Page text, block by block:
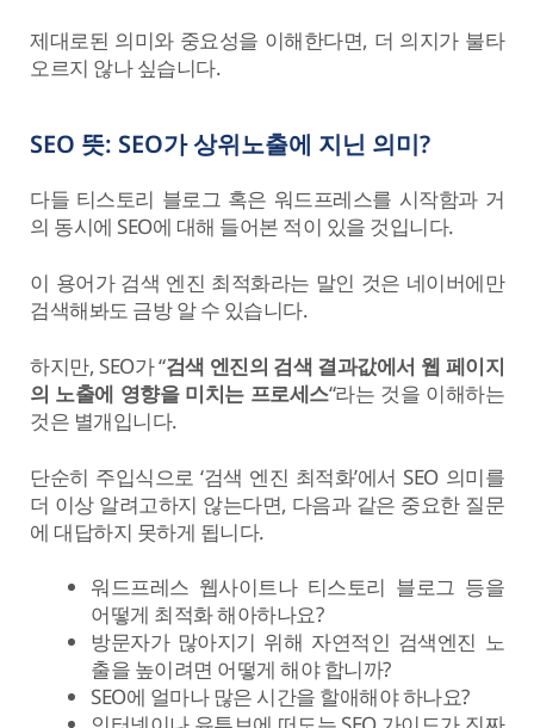
제대로된 의미와 중요성을 이해한다면, 더 의지가 불타
오르지 않나 싶습니다.
SEO 뜻: SEO가 상위노출에 지닌 의미?
다들 티스토리 블로그 혹은 워드프레스를 시작함과 거
의 동시에 SEO에 대해 들어본 적이 있을 것입니다.
이 용어가 검색 엔진 최적화라는 말인 것은 네이버에만
검색해봐도 금방 알 수 있습니다.
하지만, SEO가 “검색 엔진의 검색 결과값에서 웹 페이지
의 노출에 영향을 미치는 프로세스“라는 것을 이해하는
것은 별개입니다.
단순히 주입식으로 ‘검색 엔진 최적화’에서 SEO 의미를
더 이상 알려고하지 않는다면, 다음과 같은 중요한 질문
에 대답하지 못하게 됩니다.
워드프레스 웹사이트나 티스토리 블로그 등을
어떻게 최적화 해아하나요?
방문자가 많아지기 위해 자연적인 검색엔진 노
출을 높이려면 어떻게 해야 합니까?
SEO에 얼마나 많은 시간을 할애해야 하나요?